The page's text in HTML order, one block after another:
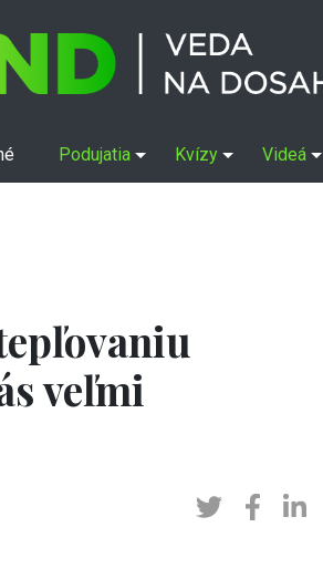
Podujatia Kvízy Videá
veľmi